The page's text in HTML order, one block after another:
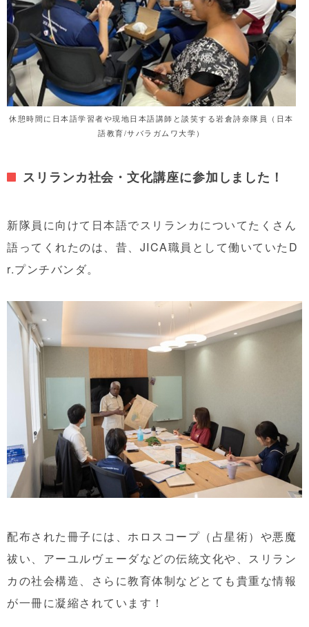
休憩時間に日本語学習者や現地日本語講師と談笑する岩倉詩奈隊員（日本
語教育/サバラガムワ大学）
スリランカ社会・文化講座に参加しました！
新隊員に向けて日本語でスリランカについてたくさん
語ってくれたのは、昔、JICA職員として働いていた D
r.プンチバンダ。
配布された冊子には、 ホロスコープ（占星術） や悪魔
祓い、アーユルヴェーダなどの伝統文化や、 スリラン
カの社会構造、さらに教育体制などとても貴重な情報
が一冊に凝縮されています！